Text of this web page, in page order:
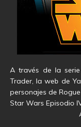
A través de la
Trader, la web de
personajes de
Star Wars Episodio